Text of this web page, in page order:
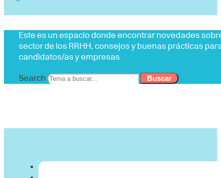
Este es un espacio donde encontrar novedades
sector de los RRHH, consejos y buenas prácticas
candidatos/as y empresas
Search Buscar